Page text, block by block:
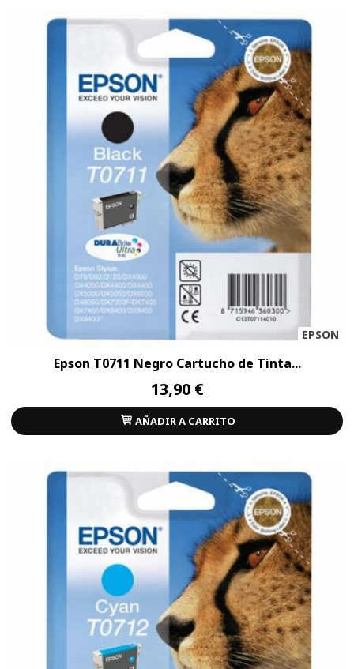
EPSON
Epson T0711 Negro Cartucho de Tinta...
13,90 €
AÑADIR A CARRITO